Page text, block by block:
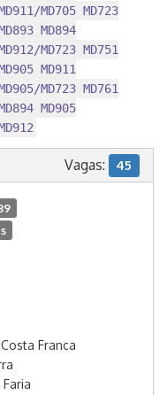
MD705 MD723
MD894
MD723 MD751
MD911
MD723 MD761
MD905
Vagas: 45
Franca